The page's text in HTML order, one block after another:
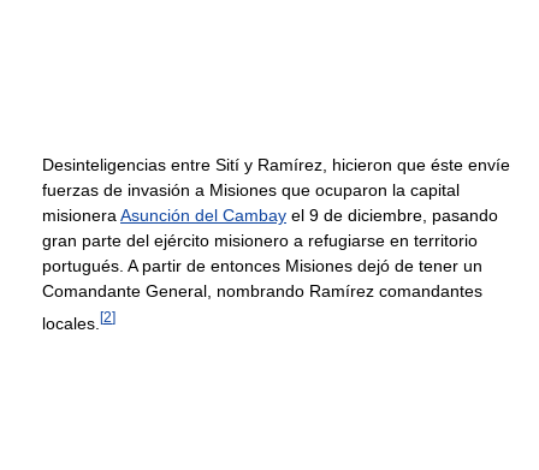
Desinteligencias entre Sití y Ramírez, hicieron que éste envíe
fuerzas de invasión a Misiones que ocuparon la capital
misionera Asunción del Cambay el 9 de diciembre, pasando
gran parte del ejército misionero a refugiarse en territorio
portugués. A partir de entonces Misiones dejó de tener un
Comandante General, nombrando Ramírez comandantes
locales. [2]